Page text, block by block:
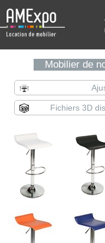
Mobilier de
Fichiers 3D